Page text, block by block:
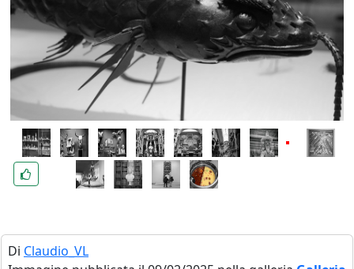
Di Claudio_VL